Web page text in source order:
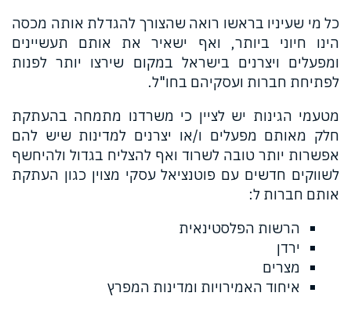
כל מי שעיניו בראשו רואה שהצורך להגדלת אותה מכסה
הינו חיוני ביותר, ואף ישאיר את אותם תעשיינים
ומפעלים ויצרנים בישראל במקום שירצו יותר לפנות
לפתיחת חברות ועסקיהם בחו"ל.
מטעמי הגינות יש לציין כי משרדנו מתמחה בהעתקת
חלק מאותם מפעלים ו/או יצרנים למדינות שיש להם
אפשרות יותר טובה לשרוד ואף להצליח בגדול ולהיחשף
לשווקים חדשים עם פוטנציאל עסקי מצוין כגון העתקת
אותם חברות ל:
הרשות הפלסטינאית
ירדן
מצרים
איחוד האמירויות ומדינות המפרץ